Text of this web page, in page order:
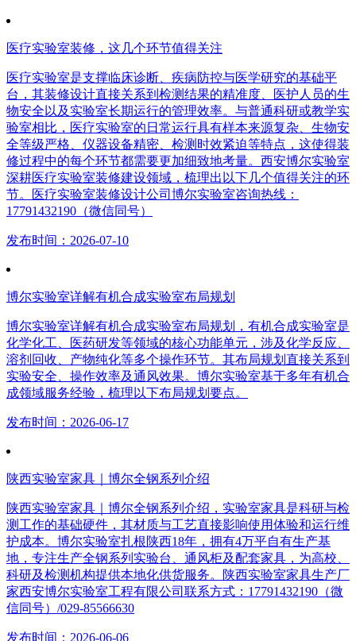
医疗实验室装修，这几个环节值得关注
医疗实验室是支撑临床诊断、疾病防控与医学研究的基础平
台，其装修设计直接关系到检测结果的精准度、医护人员的生
物安全以及实验室长期运行的管理效率。与普通科研或教学实
验室相比，医疗实验室的日常运行具有样本来源复杂、生物安
全等级严格、仪器设备精密、检测时效紧迫等特点，这使得装
修过程中的每个环节都需要更加细致地考量。西安博尔实验室
深耕医疗实验室装修建设领域，梳理出以下几个值得关注的环
节。医疗实验室装修设计公司博尔实验室咨询热线：
17791432190（微信同号）
发布时间：2026-07-10
博尔实验室详解有机合成实验室布局规划
博尔实验室详解有机合成实验室布局规划，有机合成实验室是
化学化工、医药研发等领域的核心功能单元，涉及化学反应、
溶剂回收、产物纯化等多个操作环节。其布局规划直接关系到
实验安全、操作效率及通风效果。博尔实验室基于多年有机合
成领域服务经验，梳理以下布局规划要点。
发布时间：2026-06-17
陕西实验室家具｜博尔全钢系列介绍
陕西实验室家具｜博尔全钢系列介绍，实验室家具是科研与检
测工作的基础硬件，其材质与工艺直接影响使用体验和运行维
护成本。博尔实验室扎根陕西18年，拥有4万平自有生产基
地，专注生产全钢系列实验台、通风柜及配套家具，为高校、
科研及检测机构提供本地化供货服务。陕西实验室家具生产厂
家西安博尔实验室工程有限公司联系方式：17791432190（微
信同号）/029-85566630
发布时间：2026-06-06